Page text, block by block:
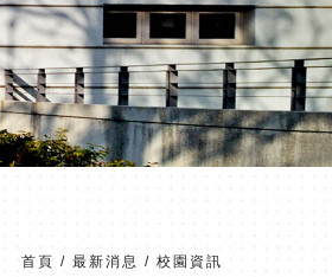
首頁 / 最新消息 / 校園資訊